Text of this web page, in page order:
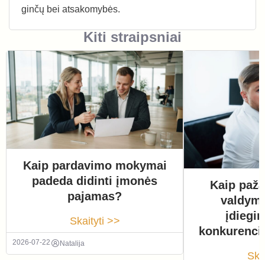
ginčų bei atsakomybės.
Kiti straipsniai
Kaip pardavimo mokymai
padeda didinti įmonės
pajamas?
Skaityti >>
2026-07-22 Natalija
Kaip